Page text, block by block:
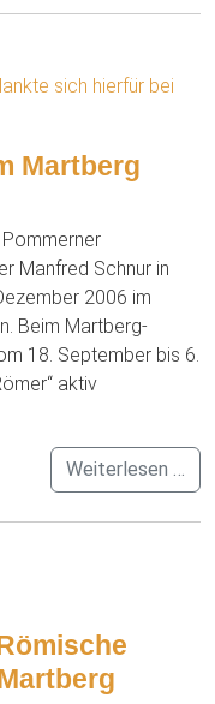
Martberg
Manfred Schnur in
2006 im
Beim Martberg-
18. September bis 6.
aktiv
Weiterlesen …